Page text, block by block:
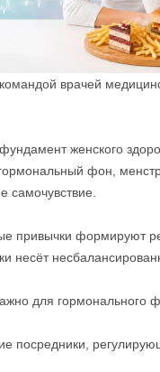
врачей
женского
фон,
самочувствие.
привычки формируют
несёт
для гормонального
посредники,